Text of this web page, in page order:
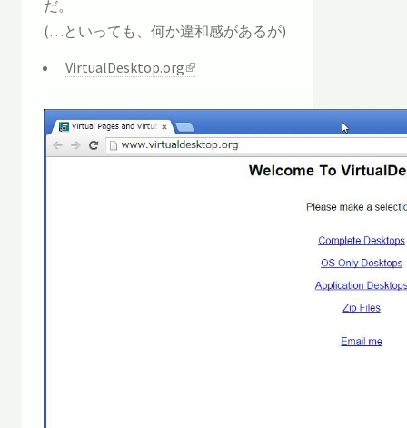
だ。
(…といっても、何か違和感があるが)
VirtualDesktop.org